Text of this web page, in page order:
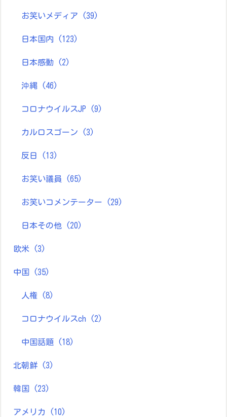
お笑いメディア (39)
日本国内 (123)
日本感動 (2)
沖縄 (46)
コロナウイルスJP (9)
カルロスゴーン (3)
反日 (13)
お笑い議員 (65)
お笑いコメンテーター (29)
日本その他 (20)
欧米 (3)
中国 (35)
人権 (8)
コロナウイルスch (2)
中国話題 (18)
北朝鮮 (3)
韓国 (23)
アメリカ (10)